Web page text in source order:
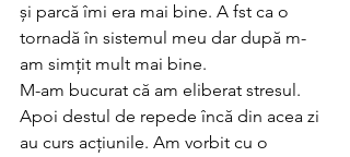
și parcă îmi era mai bine. A fst ca o
tornadă în sistemul meu dar după m-
am simțit mult mai bine.
M-am bucurat că am eliberat stresul.
Apoi destul de repede încă din acea zi
au curs acțiunile. Am vorbit cu o